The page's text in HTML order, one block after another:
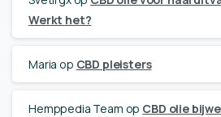
Werkt het?
Maria op CBD pleisters
Hemppedia Team op CBD olie